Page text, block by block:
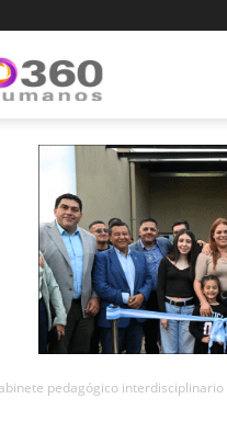
Diario
360
pedagógico